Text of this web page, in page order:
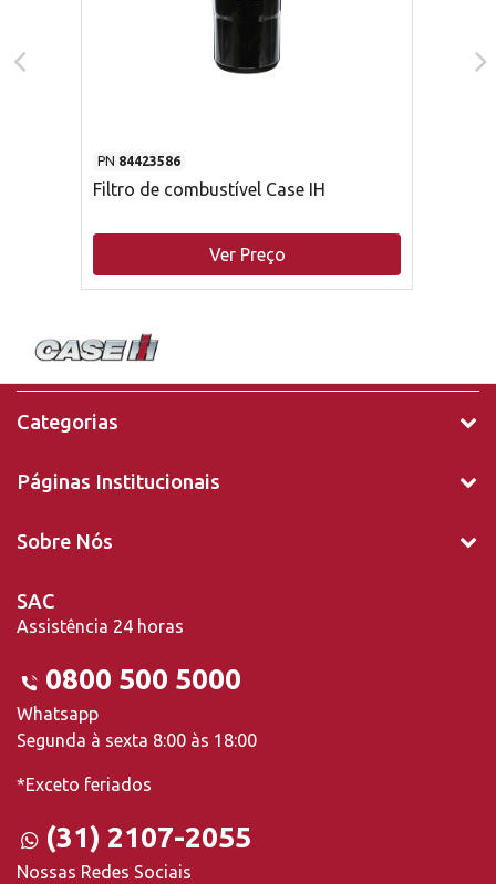
PN 84423586
Filtro de combustível Case IH
Ver Preço
Categorias
Páginas Institucionais
Sobre Nós
SAC
Assistência 24 horas
0800 500 5000
Whatsapp
Segunda à sexta 8:00 às 18:00
*Exceto feriados
(31) 2107-2055
Nossas Redes Sociais